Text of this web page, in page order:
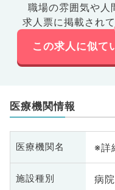
職場の雰囲気や人
求人票に掲載され
この求人に似て
医療機関情報
医療機関名 ※詳
施設種別 病